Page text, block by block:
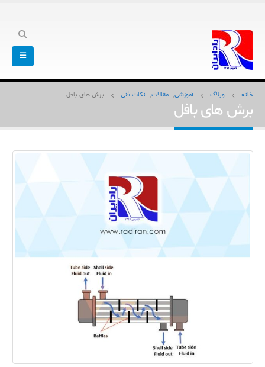
خانه وبلاگ آموزشی, مقالات, نکات فنی برش های بافل
برش های بافل